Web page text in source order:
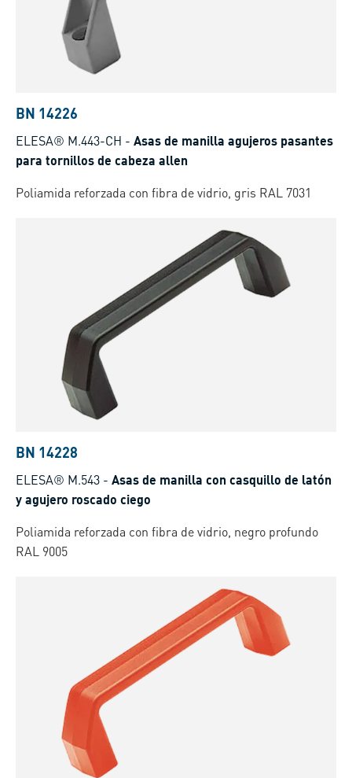
BN 14226
ELESA® M.443-CH - Asas de manilla agujeros pasantes
para tornillos de cabeza allen
Poliamida reforzada con fibra de vidrio, gris RAL 7031
BN 14228
ELESA® M.543 - Asas de manilla con casquillo de latón
y agujero roscado ciego
Poliamida reforzada con fibra de vidrio, negro profundo
RAL 9005